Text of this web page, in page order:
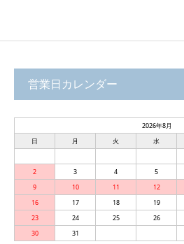
営業日カレンダー
2026年8月
日
月 火 水
2
3 4 5
9
10 11 12
16
17 18 19
23
24 25 26
30
31